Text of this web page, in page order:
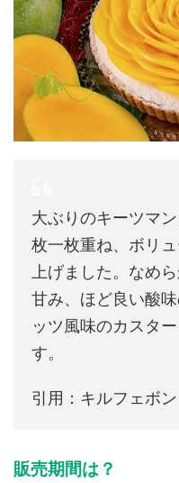
大ぶりのキーツマ
枚一枚重ね、ボリ
上げました。なめ
甘み、ほど良い酸
ッツ風味のカスタ
す。
引用：キルフェボン
販売期間は？